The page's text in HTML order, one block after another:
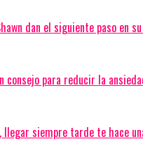
dan el siguiente paso en
consejo para reducir la
llegar siempre tarde te hace